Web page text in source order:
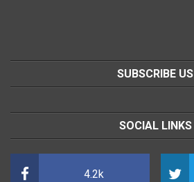
SUBSCRIBE US
SOCIAL LINKS
4.2k